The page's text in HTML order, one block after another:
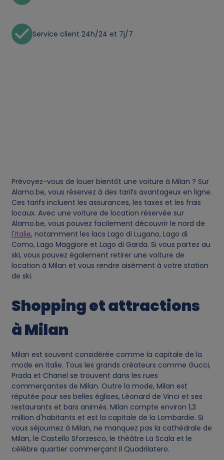
Service client 24h/24 et 7j/7
Prévoyez-vous de louer bientôt une voiture à Milan ? Sur
Alamo.be, vous réservez à des tarifs avantageux en ligne.
Ces tarifs incluent les assurances, les taxes et les frais
locaux. Avec une voiture de location réservée sur
Alamo.be, vous pouvez facilement découvrir le nord de
l'Italie, notamment les lacs Lago di Lugano, Lago di
Como, Lago Maggiore et Lago di Garda. Si vous partez au
ski, vous pouvez également retirer une voiture de
location à Milan et vous rendre aisément à votre station
de ski.
Shopping et attractions
à Milan
Milan est souvent considérée comme la capitale de la
mode en Italie. Tous les grands créateurs comme Gucci,
Prada et Chanel se trouvent dans les rues
commerçantes de Milan. Outre la mode, Milan est
réputée pour ses belles églises, Léonard de Vinci et ses
restaurants et bars animés. Milan compte environ 1,3
million d'habitants et est la capitale de la Lombardie. Si
vous séjournez à Milan, ne manquez pas la cathédrale de
Milan, le Castello Sforzesco, le théâtre La Scala et le
célèbre quartier commerçant Il Quadrilatero.
a
n
d
c
o
o
e
s